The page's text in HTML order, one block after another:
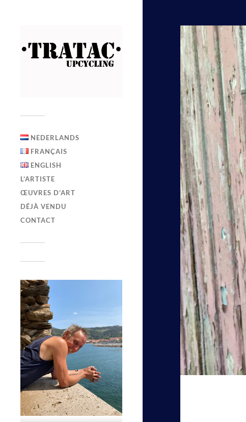
NEDERLANDS
FRANÇAIS
ENGLISH
L’ARTISTE
ŒUVRES D’ART
DÉJÀ VENDU
CONTACT